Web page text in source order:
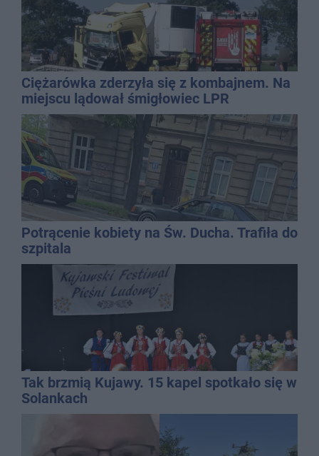
Ciężarówka zderzyła się z kombajnem. Na
miejscu lądował śmigłowiec LPR
Potrącenie kobiety na Św. Ducha. Trafiła do
szpitala
Tak brzmią Kujawy. 15 kapel spotkało się w
Solankach